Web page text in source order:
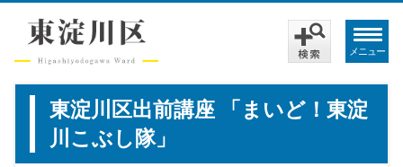
メニュー
東淀川区出前講座 「まいど！東淀
川こぶし隊」